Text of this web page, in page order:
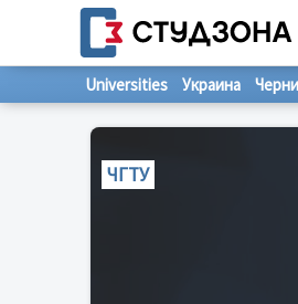
Universities Украина
ЧГТУ